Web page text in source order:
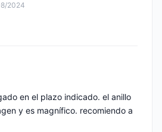
2024
en el plazo indicado. el anillo
y es magnífico. recomiendo a